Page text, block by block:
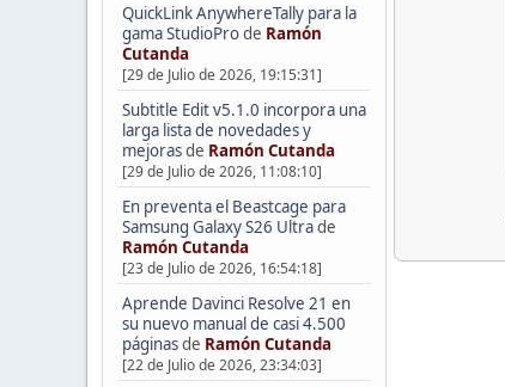
QuickLink AnywhereTally para la
gama StudioProde Ramón
Cutanda
[29 de Julio de 2026, 19:15:31]
Subtitle Edit v5.1.0 incorpora una
larga lista de novedades y
mejorasde Ramón Cutanda
[29 de Julio de 2026, 11:08:10]
En preventa el Beastcage para
Samsung Galaxy S26 Ultrade
Ramón Cutanda
[23 de Julio de 2026, 16:54:18]
Aprende Davinci Resolve 21 en
su nuevo manual de casi 4.500
páginasde Ramón Cutanda
[22 de Julio de 2026, 23:34:03]